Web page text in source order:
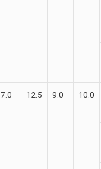
7.0 12.5 9.0 10.0